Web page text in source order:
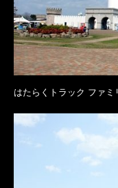
はたらくトラック ファミ
出店者情報
岡山市サウスヴィ
岡山市サウスヴィ
岡山市サウスヴ